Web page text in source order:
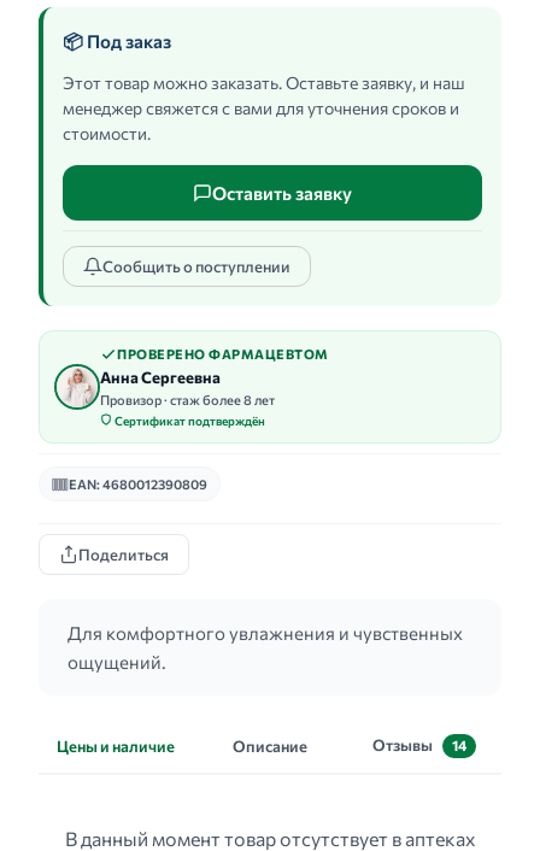
📦 Под заказ
Этот товар можно заказать. Оставьте заявку, и наш
менеджер свяжется с вами для уточнения сроков и
стоимости.
Оставить заявку
Сообщить о поступлении
ПРОВЕРЕНО ФАРМАЦЕВТОМ
Анна Сергеевна
Провизор · стаж более 8 лет
Сертификат подтверждён
EAN: 4680012390809
Поделиться
Для комфортного увлажнения и чувственных
ощущений.
Цены и наличие Описание Отзывы 14
В данный момент товар отсутствует в аптеках